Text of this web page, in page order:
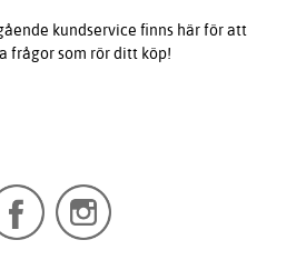
kundservice finns här för att
frågor som rör ditt köp!